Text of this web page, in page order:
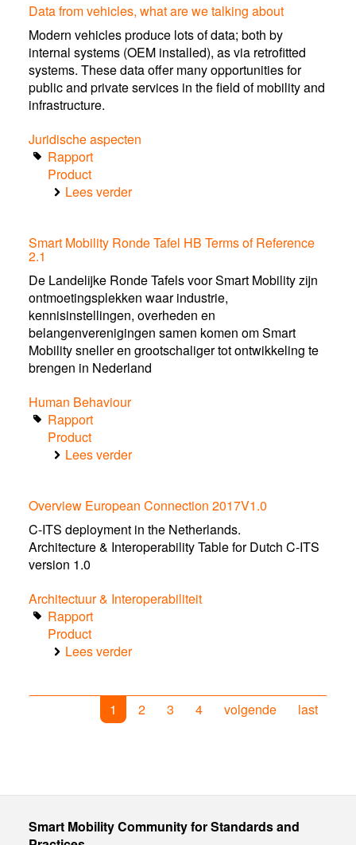
op
basis
van
praktijkervaringen
Data from vehicles, what are we talking about
Modern vehicles produce lots of data; both by
internal systems (OEM installed), as via retrofitted
systems. These data offer many opportunities for
public and private services in the field of mobility and
infrastructure.
Juridische aspecten
Rapport
Product
Lees verderover
vehicles,
are
we
talking
about
Smart Mobility Ronde Tafel HB Terms of Reference
2.1
De Landelijke Ronde Tafels voor Smart Mobility zijn
ontmoetingsplekken waar industrie,
kennisinstellingen, overheden en
belangenverenigingen samen komen om Smart
Mobility sneller en grootschaliger tot ontwikkeling te
brengen in Nederland
Human Behaviour
Rapport
Product
Lees verderover
Ronde
Tafel
HB
Terms
Reference
2.1
Overview European Connection 2017V1.0
C-ITS deployment in the Netherlands.
Architecture & Interoperability Table for Dutch C-ITS
version 1.0
Architectuur & Interoperabiliteit
Rapport
Product
Lees verderover
Connection
1 2 3 4 volgende last
Smart Mobility Community for Standards and